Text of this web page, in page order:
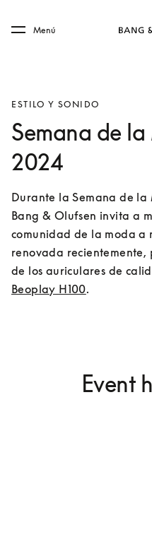
Skip to main footer
Menú
ESTILO Y SONIDO
Semana de
2024
Durante la Semana de la
Bang & Olufsen invita a
comunidad de la moda a
renovada
Beoplay H100.
Event